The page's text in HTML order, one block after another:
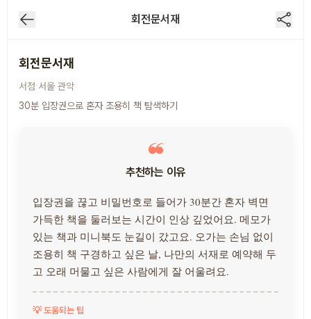
회전문서재
회전문서재
서점·서울 관악
30분 입장권으로 혼자 조용히 책 탐색하기
추천하는 이유
입장권을 끊고 비밀번호로 들어가 30분간 혼자 벽면
가득한 책을 둘러보는 시간이 인상 깊었어요. 메모가
있는 책과 미니북도 눈길이 갔고요. 오가는 손님 없이
조용히 책 구경하고 싶은 날, 나만의 서재로 예약해 두
고 오래 머물고 싶은 사람에게 잘 어울려요.
💡 도움되는 팁